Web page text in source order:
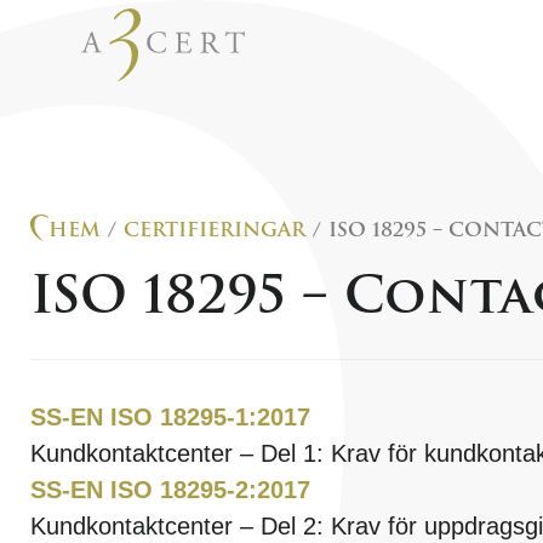
EN 1090-1–
ISO 18295 – Contact
HEM / CERTIFIERINGAR/ ISO 18295 –
ISO 18295 –
SS-EN ISO 18295-1:2017
Kundkontaktcenter – Del 1: Krav för
SS-EN ISO 18295-2:2017
Kundkontaktcenter – Del 2: Krav för